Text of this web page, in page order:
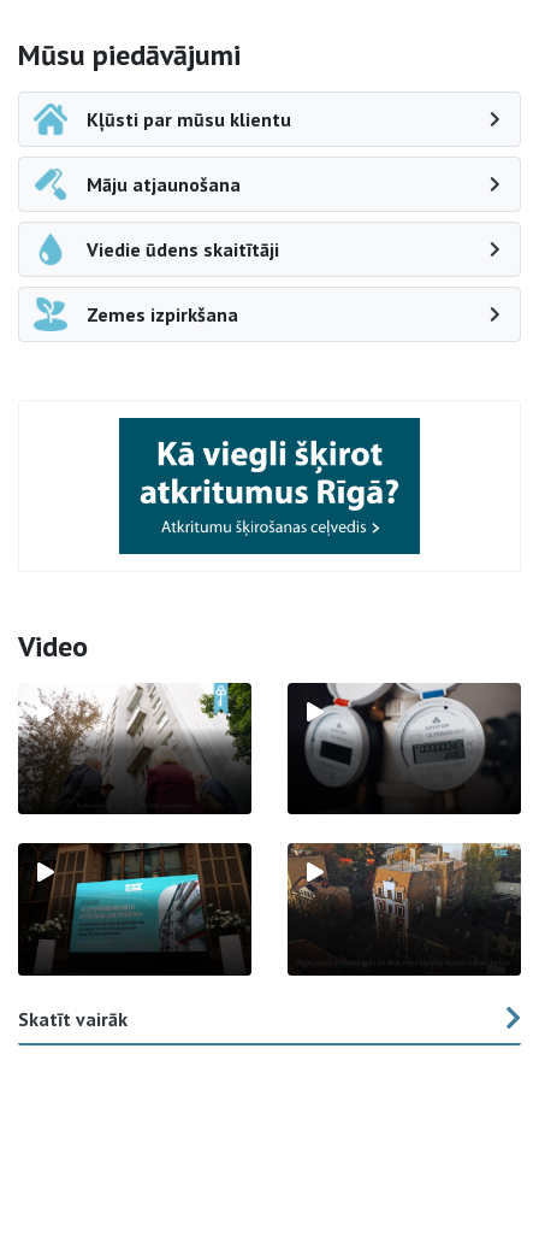
Sāna navigācija
Mūsu piedāvājumi
Kļūsti par mūsu klientu
Māju atjaunošana
Viedie ūdens skaitītāji
Zemes izpirkšana
Video
Skatīt vairāk